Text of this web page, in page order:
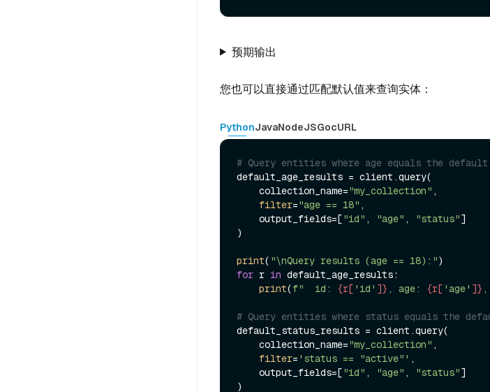
预期输出
您也可以直接通过匹配默认值来查询实体：
PythonJavaNodeJSGocURL
# Query entities where age equals the
default_age_results = client.query(
    collection_name=
"my_collection" ,
filter="age == 18" ,
    output_fields=[
"id" , "age" , "status"]
)
print( "\nQuery results (age == 18):"
for r in default_age_results:
print(f"  id: {r[ 'id' ]} , age: {r[ 'age' ]}
# Query entities where status equals the
default_status_results = client.query(
    collection_name=
"my_collection" ,
filter= 'status == "active"' ,
    output_fields=[
"id" , "age" , "status"]
)